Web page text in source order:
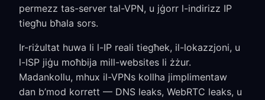
permezz tas-server tal-VPN, u jġorr l-indirizz IP
tiegħu bħala sors.
Ir-riżultat huwa li l-IP reali tiegħek, il-lokazzjoni, u
l-ISP jiġu moħbija mill-websites li żżur.
Madankollu, mhux il-VPNs kollha jimplimentaw
dan b’mod korrett — DNS leaks, WebRTC leaks, u